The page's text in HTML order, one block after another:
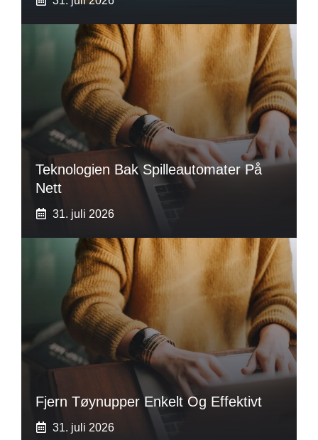
Teknologien Bak Spilleautomater På
Nett
31. juli 2026
Fjern Tøynupper Enkelt Og Effektivt
31. juli 2026